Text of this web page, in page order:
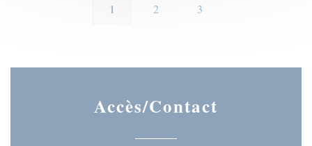
1 2 3
Accès/Contact